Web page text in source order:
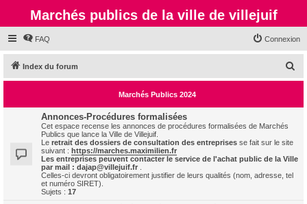
Marchés publics de la ville de villejuif
FAQ Connexion
Index du forum
e
c
Marchés Publics 2024
Annonces-Procédures formalisées
Cet espace recense les annonces de procédures formalisées de Marchés
Publics que lance la Ville de Villejuif.
Le retrait des dossiers de consultation des entreprises se fait sur le site
suivant : https://marches.maximilien.fr
Les entreprises peuvent contacter le service de l'achat public de la Ville
par mail : dajap@villejuif.fr
Celles-ci devront obligatoirement justifier de leurs qualités (nom, adresse, tel
et numéro SIRET).
Sujets : 17